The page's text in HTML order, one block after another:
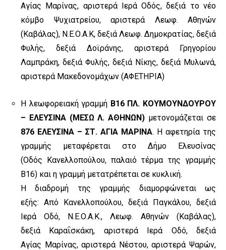
Αγίας Μαρίνας, αριστερά Ιερά Οδός,δεξιά το νέο
κόμβο Ψυχιατρείου, αριστερά Λεωφ. Αθηνών
(Καβάλας), Ν.Ε.Ο.Α.Κ, δεξιά Λεωφ. Δημοκρατίας, δεξιά
Φυλής, δεξιά Δοϊράνης, αριστερά Γρηγορίου
Λαμπράκη, δεξιά Φυλής, δεξιά Νίκης, δεξιά Μυλωνά,
αριστερά Μακεδονομάχων (ΑΦΕΤΗΡΙΑ)
Η λεωφορειακή γραμμή Β16 ΠΛ. ΚΟΥΜΟΥΝΔΟΥΡΟΥ
– ΕΛΕΥΣΙΝΑ (ΜΕΣΩ Λ. ΑΘΗΝΩΝ) μετονομάζεται σε
876 ΕΛΕΥΣΙΝΑ – ΣΤ. ΑΓΙΑ ΜΑΡΙΝΑ. Η αφετηρία της
γραμμής μεταφέρεται στο ∆ήµο Ελευσίνας
(Οδός Κανελλοπούλου, παλαιό τέρμα της γραμμής
Β16) και η γραμμή μετατρέπεται σε κυκλική.
Η διαδρομή της γραμμής διαμορφώνεται ως
εξής: Από Κανελλοπούλου, δεξιά Παγκάλου, δεξιά
Ιερά Οδό, Ν.Ε.Ο.Α.Κ., Λεωφ. Αθηνών (Καβάλας),
δεξιά Καραΐσκάκη, αριστερά Ιερά Οδό, δεξιά
Αγίας Μαρίνας, αριστερά Νέστου, αριστερά Ψαρών,